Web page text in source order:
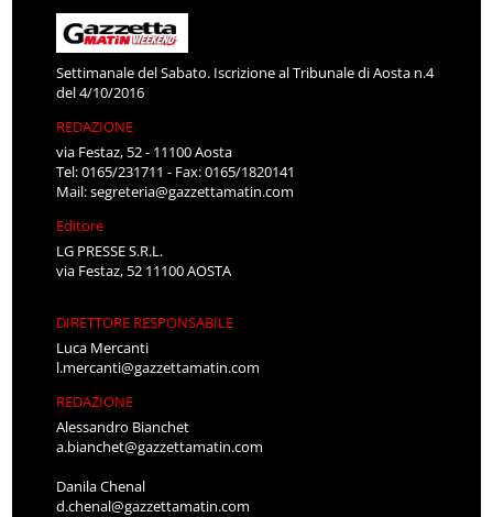
Settimanale del Sabato. Iscrizione al Tribunale di Aosta n.4
del 4/10/2016
REDAZIONE
via Festaz, 52 - 11100 Aosta
Tel: 0165/231711 - Fax: 0165/1820141
Mail:segreteria@gazzettamatin.com
Editore
LG PRESSE S.R.L.
via Festaz, 52 11100 AOSTA
DIRETTORE RESPONSABILE
Luca Mercanti
l.mercanti@gazzettamatin.com
REDAZIONE
Alessandro Bianchet
a.bianchet@gazzettamatin.com
Danila Chenal
d.chenal@gazzettamatin.com